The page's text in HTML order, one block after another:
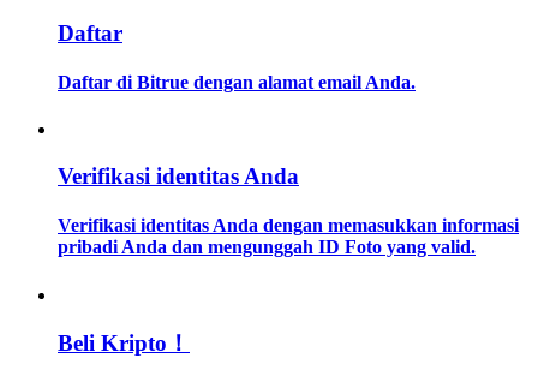
Daftar
Daftar di Bitrue dengan alamat email Anda.
Verifikasi identitas Anda
Verifikasi identitas Anda dengan memasukkan informasi
pribadi Anda dan mengunggah ID Foto yang valid.
Beli Kripto！